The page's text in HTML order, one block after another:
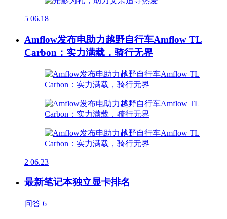
5 06.18
Amflow发布电助力越野自行车Amflow TL
Carbon：实力满载，骑行无界
2 06.23
最新笔记本独立显卡排名
问答 6